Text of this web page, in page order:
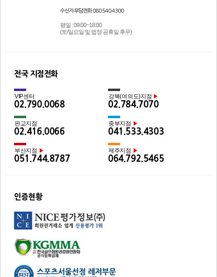
수신자 부담전화 080.540.4300
평일 : 09:00~18:00
(토/일요일 및 법정 공휴일 후무)
전국 지점전화
VIP센터
02.790.0068
강북(여의도)지점 ▶
02.784.7070
판교지점
02.416.0066
중부지점 ▶
041.533.4303
부산지점 ▶
051.744.8787
제주지점 ▶
064.792.5465
인증현황